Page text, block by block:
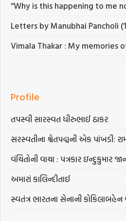
“Why is this happening to me
Letters by Manubhai Pancholi
Vimala Thakar : My memories
Profile
તપસ્વી સારસ્વત ધીરુભાઈ ઠાકર
સરસ્વતીના શ્વેતપદ્મની એક પાંખડી:
વંચિતોની વાચા : પત્રકાર ઇન્દુકુમાર
અમારાં કાલિન્દીતાઈ
સ્વતંત્ર ભારતના સેનાની કોકિલાબહેન